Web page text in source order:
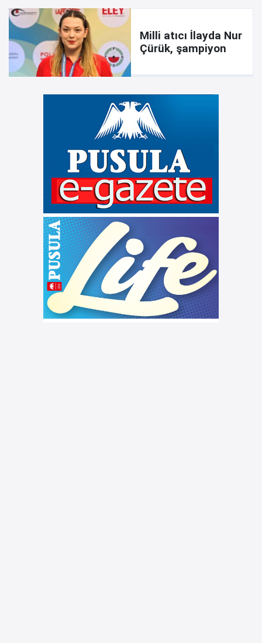
Milli atıcı İlayda Nur
Çürük, şampiyon